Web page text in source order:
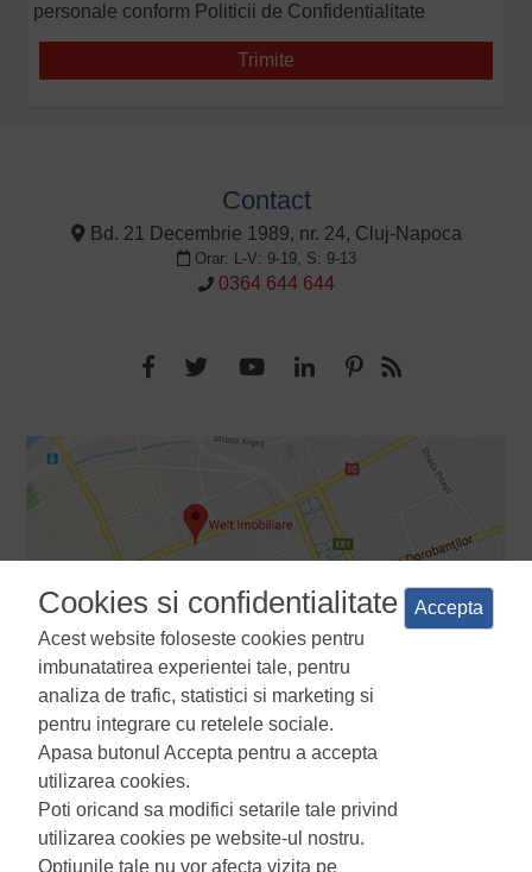
personale conform Politicii de Confidentialitate
Contact
Bd. 21 Decembrie 1989, nr. 24, Cluj-Napoca
Orar: L-V: 9-19, S: 9-13
0364 644 644
Termeni si conditii Politica de confidentialitate
utilizare a cookie-urilor
Cookies si confidentialitate
Acest website foloseste cookies pentru
imbunatatirea experientei tale, pentru
analiza de trafic, statistici si marketing si
pentru integrare cu retelele sociale.
Apasa butonul Accepta pentru a accepta
utilizarea cookies.
Poti oricand sa modifici setarile tale privind
utilizarea cookies pe website-ul nostru.
Optiunile tale nu vor afecta vizita pe
Accepta